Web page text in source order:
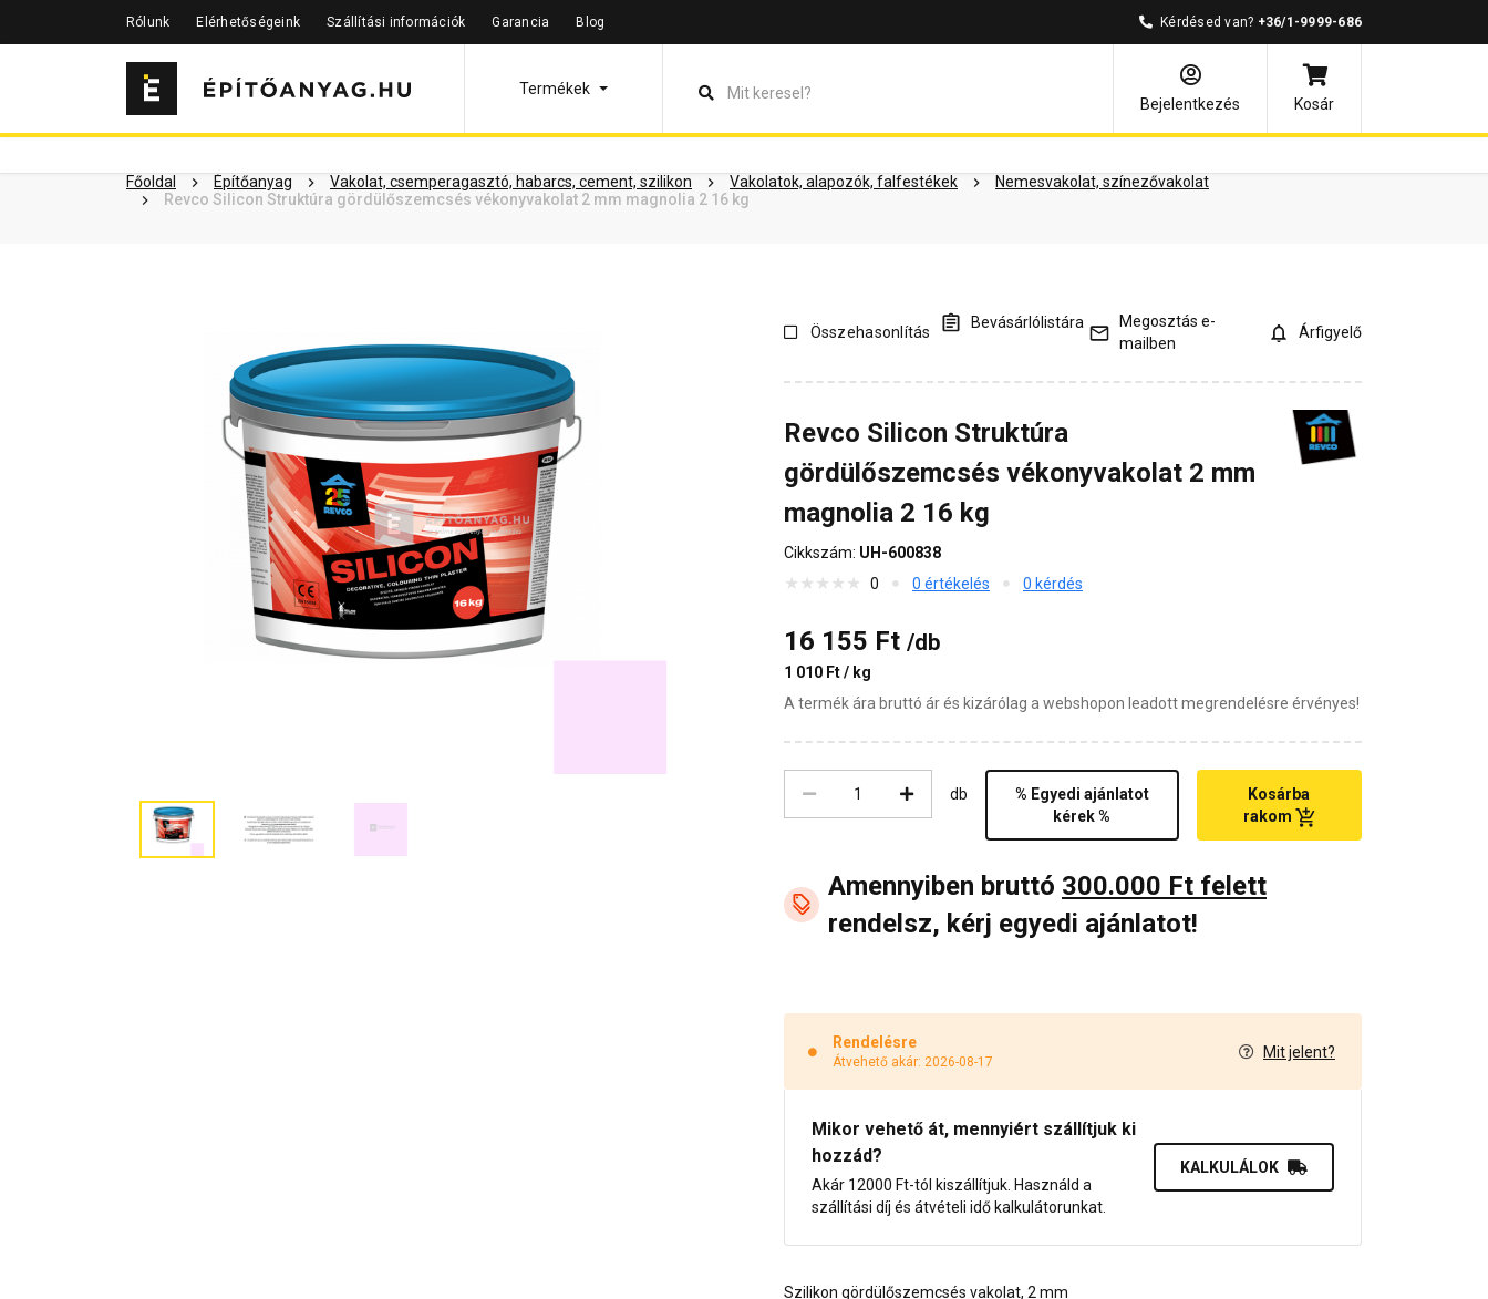
Rólunk Elérhetőségeink Szállítási információk Garancia Blog Kérdésed van? +36/1-9999-686
Termékek
Bejelentkezés
Kosár
Főoldal Építőanyag Vakolat, csemperagasztó, habarcs, cement, szilikon Vakolatok, alapozók, falfestékek
Nemesvakolat, színezővakolat
Revco Silicon Struktúra gördülőszemcsés vékonyvakolat 2 mm magnolia 2 16 kg
Szükséged lehet rá Részletes leírás Termékinformáció Dokumentumok Vásárlói vélemények Kérdések és válaszok
Összehasonlítás
Bevásárlólistára
Megosztás e-
mailben
Árfigyelő
Revco Silicon Struktúra
gördülőszemcsés vékonyvakolat 2 mm
magnolia 2 16 kg
Cikkszám: UH-600838
0
0 értékelés 0 kérdés
16 155 Ft /db
1 010 Ft / kg
A termék ára bruttó ár és kizárólag a webshopon leadott megrendelésre érvényes!
db
% Egyedi ajánlatot
kérek %
Kosárba
rakom
Amennyiben bruttó 300.000 Ft felett
rendelsz, kérj egyedi ajánlatot!
Rendelésre
Átvehető akár: 2026-08-17
Mit jelent?
Mikor vehető át, mennyiért szállítjuk ki
hozzád?
Akár 12000 Ft-tól kiszállítjuk. Használd a
szállítási díj és átvételi idő kalkulátorunkat.
KALKULÁLOK
Szilikon gördülőszemcsés vakolat, 2 mm